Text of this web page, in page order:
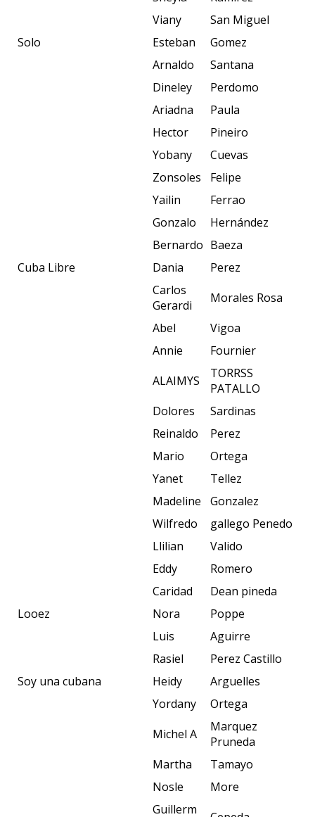
Viany
San Miguel
Solo
Esteban
Gomez
Arnaldo
Santana
Dineley
Perdomo
Ariadna
Paula
Hector
Pineiro
Yobany
Cuevas
Zonsoles
Felipe
Yailin
Ferrao
Gonzalo
Hernández
Bernardo Baeza
Cuba Libre
Dania
Perez
Carlos
Gerardi
Morales Rosa
Abel
Vigoa
Annie
Fournier
ALAIMYS
TORRSS
PATALLO
Dolores
Sardinas
Reinaldo
Perez
Mario
Ortega
Yanet
Tellez
Madeline
Gonzalez
Wilfredo
gallego Penedo
Llilian
Valido
Eddy
Romero
Caridad
Dean pineda
Looez
Nora
Poppe
Luis
Aguirre
Rasiel
Perez Castillo
Soy una cubana
Heidy
Arguelles
Yordany
Ortega
Michel A
Marquez
Pruneda
Martha
Tamayo
Nosle
More
Guillerm